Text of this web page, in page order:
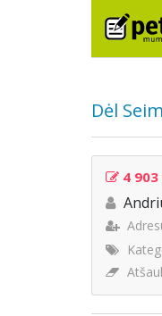
Dėl
4 903